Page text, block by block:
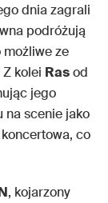
dnia zagrali
podróżują
możliwe ze
Z kolei Rasod
jego
na scenie jako
co
, kojarzony